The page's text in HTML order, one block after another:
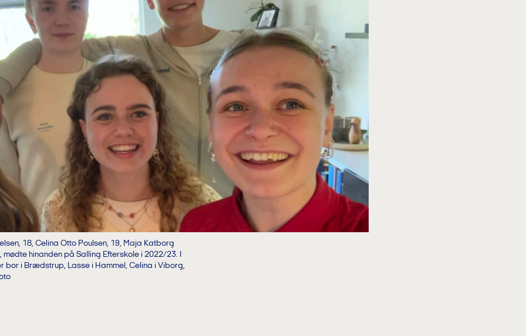
18, Celina Otto Poulsen, 19, Maja Katborg
hinanden på Salling Efterskole i 2022/23. I
i Brædstrup, Lasse i Hammel, Celina i Viborg,